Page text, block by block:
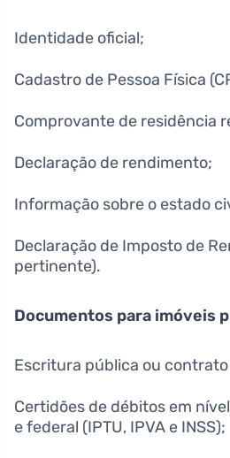
Identidade oficial;
Cadastro de Pessoa Física
Comprovante de residência
Declaração de rendimento;
Informação sobre o estado
Declaração de Imposto de
pertinente).
Documentos para imóveis
Escritura pública ou
Certidões de débitos em
e federal (IPTU, IPVA e INSS);